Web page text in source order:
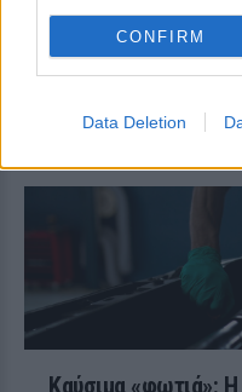
CONFIRM
Data Deletion
Ο
Καύσιμα «φωτιά»: